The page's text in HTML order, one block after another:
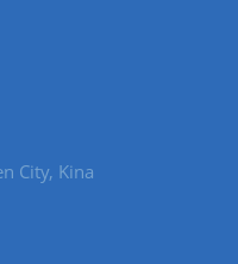
City, Kina